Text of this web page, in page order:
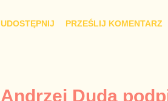
czynienia nie ze zjawiskiem
UDOSTĘPNIJ PRZEŚLIJ KOMENTARZ
Andrzej Duda